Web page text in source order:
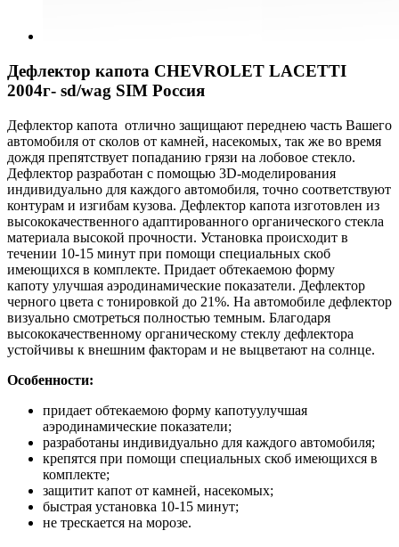
Дефлектор капота CHEVROLET LACETTI
2004г- sd/wag SIM Россия
Дефлектор капота отлично защищают переднею часть Вашего
автомобиля от сколов от камней, насекомых, так же во время
дождя препятствует попаданию грязи на лобовое стекло.
Дефлектор разработан с помощью 3D-моделирования
индивидуально для каждого автомобиля, точно соответствуют
контурам и изгибам кузова. Дефлектор капота изготовлен из
высококачественного адаптированного органического стекла
материала высокой прочности. Установка происходит в
течении 10-15 минут при помощи специальных скоб
имеющихся в комплекте. Придает обтекаемою форму
капоту улучшая аэродинамические показатели. Дефлектор
черного цвета с тонировкой до 21%. На автомобиле дефлектор
визуально смотреться полностью темным. Благодаря
высококачественному органическому стеклу дефлектора
устойчивы к внешним факторам и не выцветают на солнце.
Особенности:
придает обтекаемою форму капотуулучшая
аэродинамические показатели;
разработаны индивидуально для каждого автомобиля;
крепятся при помощи специальных скоб имеющихся в
комплекте;
защитит капот от камней, насекомых;
быстрая установка 10-15 минут;
не трескается на морозе.